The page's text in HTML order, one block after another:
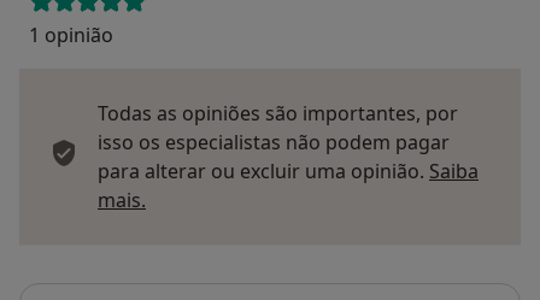
1 opinião
Todas as opiniões são importantes, por
isso os especialistas não podem pagar
para alterar ou excluir uma opinião. Saiba
mais.